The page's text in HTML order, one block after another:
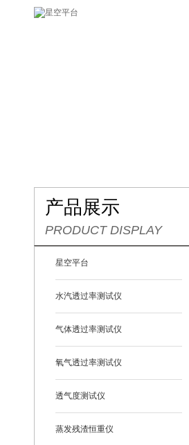
产品展示
PRODUCT DISPLAY
星空平台
水汽透过率测试仪
气体透过率测试仪
氧气透过率测试仪
透气度测试仪
蒸发残渣恒重仪